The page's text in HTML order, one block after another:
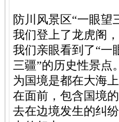
防川风景区“一眼望
我们登上了龙虎阁
我们亲眼看到了“一
三疆”的历史性景点
为国境是都在大海
在面前，包含国境
去在边境发生的纠